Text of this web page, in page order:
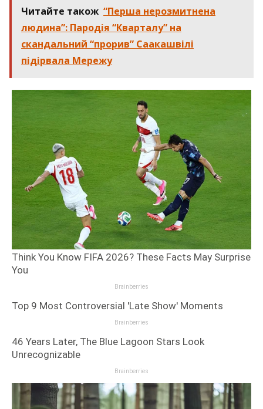
Читайте також “Перша нерозмитнена
людина”: Пародія “Кварталу” на
скандальний “прорив” Саакашвілі
підірвала Мережу